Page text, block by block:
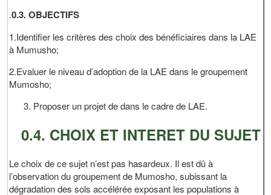
.0.3. OBJECTIFS
1.Identifier les critères des choix des bénéficiaires dans la LAE
à Mumusho;
2.Evaluer le niveau d’adoption de la LAE dans le groupement
Mumosho;
Proposer un projet de dans le cadre de LAE.
0.4. CHOIX ET INTERET DU SUJET
Le choix de ce sujet n’est pas hasardeux. Il est dû à
l’observation du groupement de Mumosho, subissant la
dégradation des sols accélérée exposant les populations à